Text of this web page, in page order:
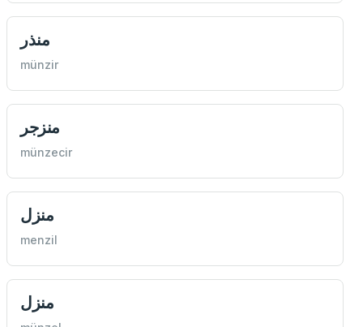
منذر
münzir
منزجر
münzecir
منزل
menzil
منزل